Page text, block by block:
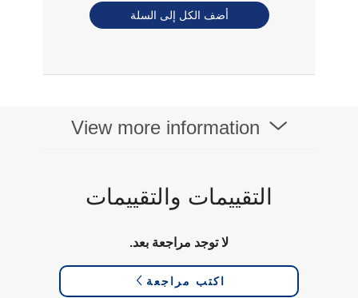
أضف الكل إلى السلة
View more information
التقييمات والتقييمات
لا توجد مراجعة بعد.
اكتب مراجعة